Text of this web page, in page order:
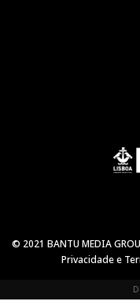
© 2021 BANTU MEDIA
Privacidadee